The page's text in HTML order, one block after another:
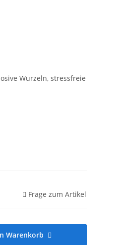
Wurzeln, stressfreie
Frage zum Artikel
Warenkorb